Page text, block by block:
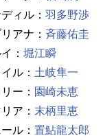
ィル： 羽多野渉
アナ： 斉藤佑圭
： 堀江瞬
ル： 土岐隼一
ー： 園崎未恵
ア： 末柄里恵
ル： 置鮎龍太郎